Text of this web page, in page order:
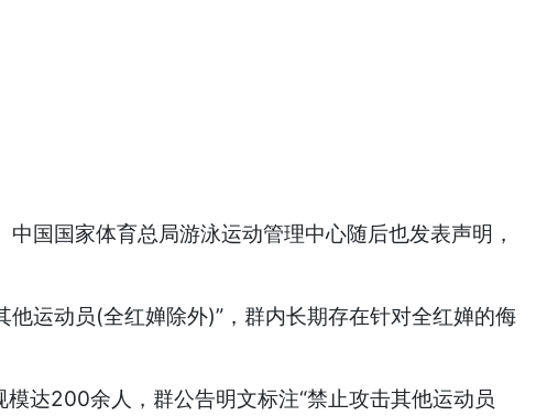
国国家体育总局游泳运动管理中心随后也发表声明，
运动员(全红婵除外)”，群内长期存在针对全红婵的侮
达200余人，群公告明文标注“禁止攻击其他运动员